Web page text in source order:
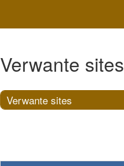
Verwante sites
Verwante sites